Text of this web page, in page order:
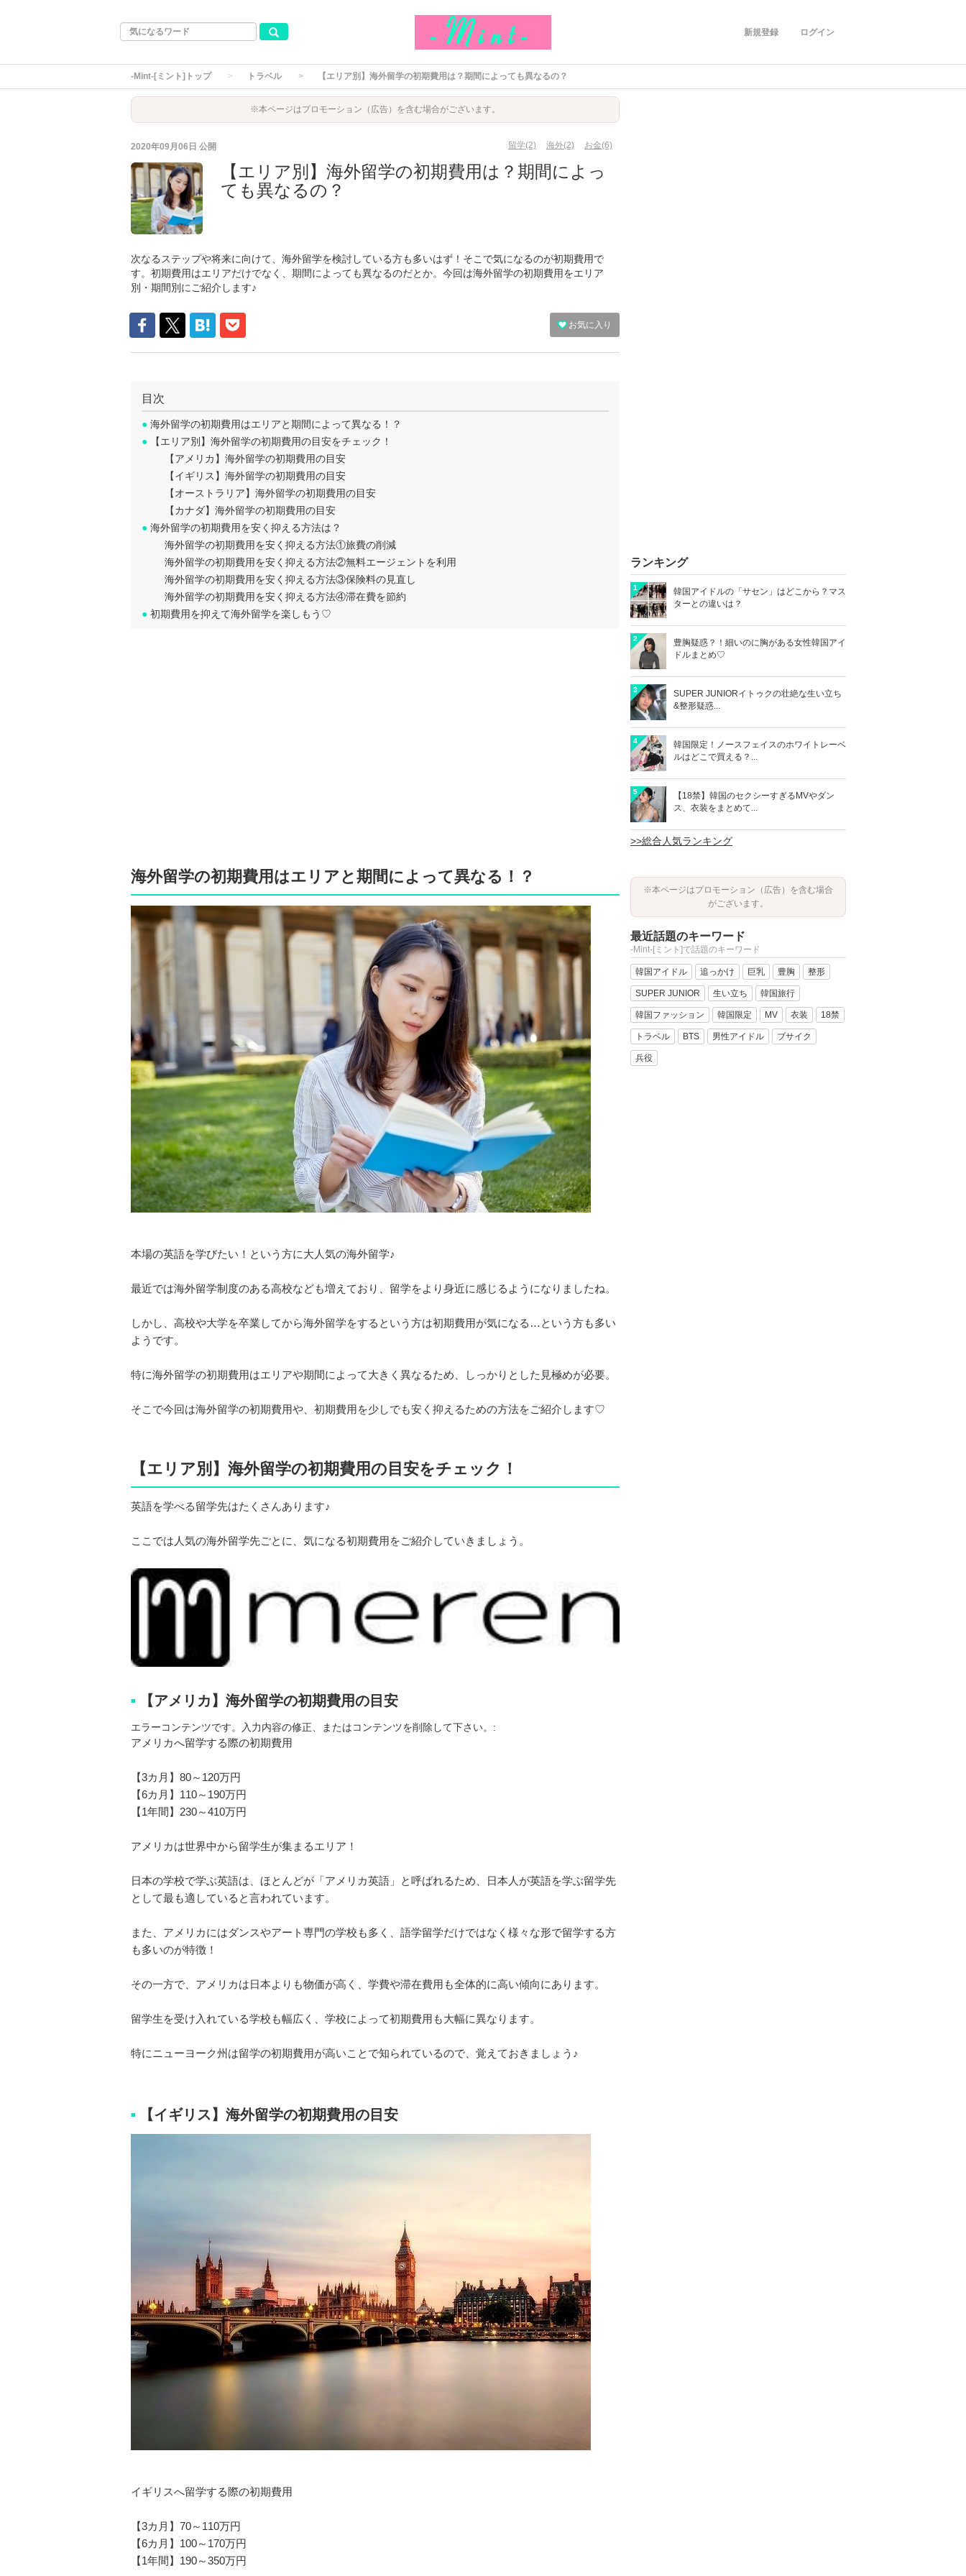
ログイン
新規登録
-Mint-[ミント]トップ トラベル 【エリア別】海外留学の初期費用は？期間によっても異なるの？
※本ページはプロモーション（広告）を含む場合がございます。
2020年09月06日 公開 留学(2) 海外(2) お金(6)
【エリア別】海外留学の初期費用は？期間によっ
ても異なるの？
次なるステップや将来に向けて、海外留学を検討している方も多いはず！そこで気になるのが初期費用で
す。初期費用はエリアだけでなく、期間によっても異なるのだとか。今回は海外留学の初期費用をエリア
別・期間別にご紹介します♪
お気に入り
目次
● 海外留学の初期費用はエリアと期間によって異なる！？
● 【エリア別】海外留学の初期費用の目安をチェック！
【アメリカ】海外留学の初期費用の目安
【イギリス】海外留学の初期費用の目安
【オーストラリア】海外留学の初期費用の目安
【カナダ】海外留学の初期費用の目安
● 海外留学の初期費用を安く抑える方法は？
海外留学の初期費用を安く抑える方法①旅費の削減
海外留学の初期費用を安く抑える方法②無料エージェントを利用
海外留学の初期費用を安く抑える方法③保険料の見直し
海外留学の初期費用を安く抑える方法④滞在費を節約
● 初期費用を抑えて海外留学を楽しもう♡
海外留学の初期費用はエリアと期間によって異なる！？
本場の英語を学びたい！という方に大人気の海外留学♪
最近では海外留学制度のある高校なども増えており、留学をより身近に感じるようになりましたね。
しかし、高校や大学を卒業してから海外留学をするという方は初期費用が気になる…という方も多い
ようです。
特に海外留学の初期費用はエリアや期間によって大きく異なるため、しっかりとした見極めが必要。
そこで今回は海外留学の初期費用や、初期費用を少しでも安く抑えるための方法をご紹介します♡
【エリア別】海外留学の初期費用の目安をチェック！
英語を学べる留学先はたくさんあります♪
ここでは人気の海外留学先ごとに、気になる初期費用をご紹介していきましょう。
■ 【アメリカ】海外留学の初期費用の目安
エラーコンテンツです。入力内容の修正、またはコンテンツを削除して下さい。:
アメリカへ留学する際の初期費用
【3カ月】80～120万円
【6カ月】110～190万円
【1年間】230～410万円
アメリカは世界中から留学生が集まるエリア！
日本の学校で学ぶ英語は、ほとんどが「アメリカ英語」と呼ばれるため、日本人が英語を学ぶ留学先
として最も適していると言われています。
また、アメリカにはダンスやアート専門の学校も多く、語学留学だけではなく様々な形で留学する方
も多いのが特徴！
その一方で、アメリカは日本よりも物価が高く、学費や滞在費用も全体的に高い傾向にあります。
留学生を受け入れている学校も幅広く、学校によって初期費用も大幅に異なります。
特にニューヨーク州は留学の初期費用が高いことで知られているので、覚えておきましょう♪
■ 【イギリス】海外留学の初期費用の目安
イギリスへ留学する際の初期費用
【3カ月】70～110万円
【6カ月】100～170万円
【1年間】190～350万円
ランキング
1
韓国アイドルの「サセン」はどこから？マス
ターとの違いは？
2
豊胸疑惑？！細いのに胸がある女性韓国アイ
ドルまとめ♡
3
SUPER JUNIORイトゥクの壮絶な生い立ち
&整形疑惑...
4
韓国限定！ノースフェイスのホワイトレーベ
ルはどこで買える？...
5
【18禁】韓国のセクシーすぎるMVやダン
ス、衣装をまとめて...
>>総合人気ランキング
※本ページはプロモーション（広告）を含む場合
がございます。
最近話題のキーワード
-Mint-[ミント]で話題のキーワード
韓国アイドル 追っかけ 巨乳 豊胸 整形
SUPER JUNIOR 生い立ち 韓国旅行
韓国ファッション 韓国限定 MV 衣装 18禁
トラベル BTS 男性アイドル ブサイク
兵役